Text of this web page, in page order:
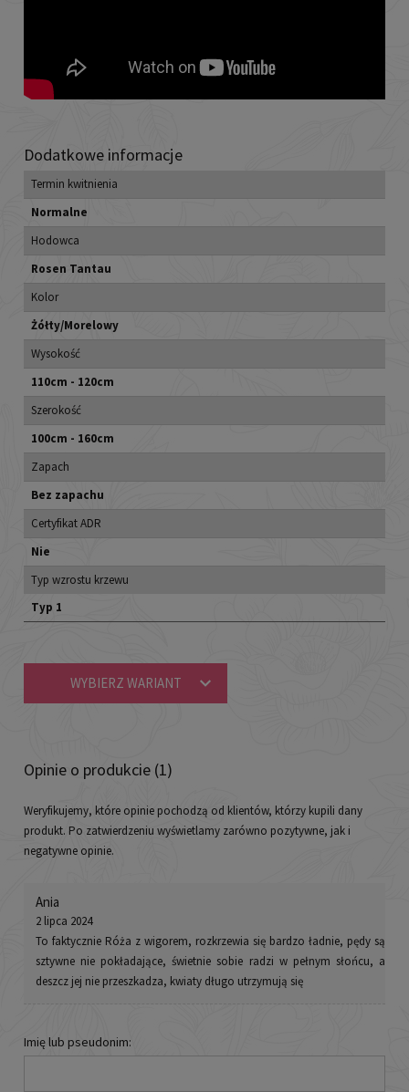
Dodatkowe informacje
Termin kwitnienia
Normalne
Hodowca
Rosen Tantau
Kolor
Żółty/Morelowy
Wysokość
110cm - 120cm
Szerokość
100cm - 160cm
Zapach
Bez zapachu
Certyfikat ADR
Nie
Typ wzrostu krzewu
Typ 1
WYBIERZ WARIANT
Opinie o produkcie (1)
Weryfikujemy, które opinie pochodzą od klientów, którzy kupili dany
produkt. Po zatwierdzeniu wyświetlamy zarówno pozytywne, jak i
negatywne opinie.
Ania
2 lipca 2024
To faktycznie Róża z wigorem, rozkrzewia się bardzo ładnie, pędy są
sztywne nie pokładające, świetnie sobie radzi w pełnym słońcu, a
deszcz jej nie przeszkadza, kwiaty długo utrzymują się
Imię lub pseudonim: